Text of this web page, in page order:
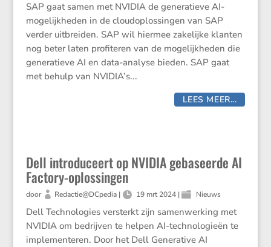
SAP gaat samen met NVIDIA de generatieve AI-
mogelijkheden in de cloudoplossingen van SAP
verder uitbreiden. SAP wil hiermee zakelijke klanten
nog beter laten profiteren van de mogelijkheden die
generatieve AI en data-analyse bieden. SAP gaat
met behulp van NVIDIA’s...
LEES MEER...
Dell introduceert op NVIDIA gebaseerde AI
Factory-oplossingen
door Redactie@DCpedia| 19 mrt 2024 | Nieuws
Dell Technologies versterkt zijn samenwerking met
NVIDIA om bedrijven te helpen AI-technologieën te
implementeren. Door het Dell Generative AI